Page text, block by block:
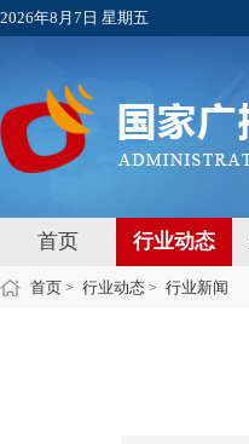
2026年8月7日 星期五
首页 行业动态
首页 > 行业动态 > 行业新闻